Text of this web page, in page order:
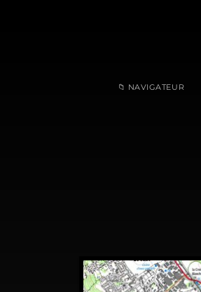
📁 NAVIGATEUR